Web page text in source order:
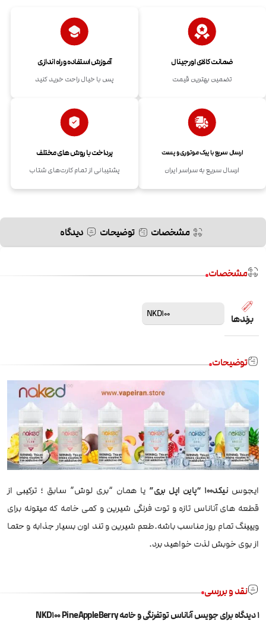
ضمانت کالای اورجینال
تضمین بهترین قیمت
آموزش استفاده و راه اندازی
پس با خیال راحت خرید کنید
ارسال سریع با پیک موتوری و پست
ارسال سریع به سراسر ایران
پرداخت با روش های مختلف
پشتیبانی از تمام کارت‌های شتاب
مشخصات توضیحات دیدگاه
مشخصات
برندها NKD100
توضیحات
ایجوسنیکد100 “پاین اپل بری”
یا همان “بری لوش” سابق ؛ ترکیبی از
قطعه های آناناس تازه و توت فرنگی شیرین و کمی خامه که میتونه برای
ویپینگ تمام روز مناسب باشه.طعم شیرین و تند اون بسیار جذابه و حتما
از بوی خوبش لذت خواهید برد.
نقد و بررسی
1 دیدگاه برای جویس آناناس توتفرنگی و خامه NKD100 PineAppleBerry